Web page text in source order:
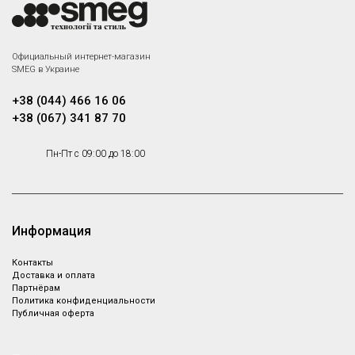
Официальный интернет-магазин
SMEG в Украине
+38 (044) 466 16 06
+38 (067) 341 87 70
Пн-Пт с 09:00 до 18:00
Информация
Контакты
Доставка и оплата
Партнёрам
Политика конфиденциальности
Публичная оферта